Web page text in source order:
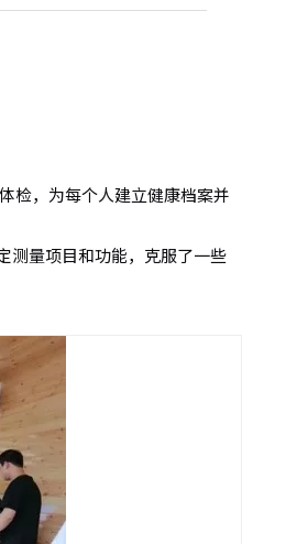
检，为每个人建立健康档案并
测量项目和功能，克服了一些